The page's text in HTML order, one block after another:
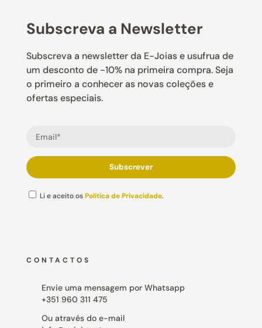
Subscreva a Newsletter
Subscreva a newsletter da E-Joias e usufrua de
um desconto de -10% na primeira compra. Seja
o primeiro a conhecer as novas coleções e
ofertas especiais.
Li e aceito osPolítica de Privacidade.
CONTACTOS
Envie uma mensagem por Whatsapp
+351 960 311 475
Ou através do e-mail